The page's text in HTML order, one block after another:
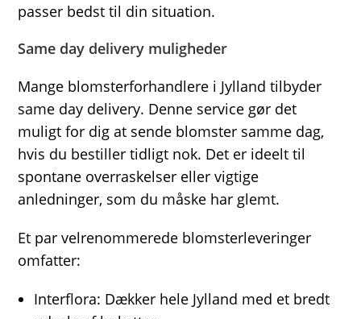
passer bedst til din situation.
Same day delivery muligheder
Mange blomsterforhandlere i Jylland tilbyder
same day delivery. Denne service gør det
muligt for dig at sende blomster samme dag,
hvis du bestiller tidligt nok. Det er ideelt til
spontane overraskelser eller vigtige
anledninger, som du måske har glemt.
Et par velrenommerede blomsterleveringer
omfatter:
Interflora: Dækker hele Jylland med et bredt